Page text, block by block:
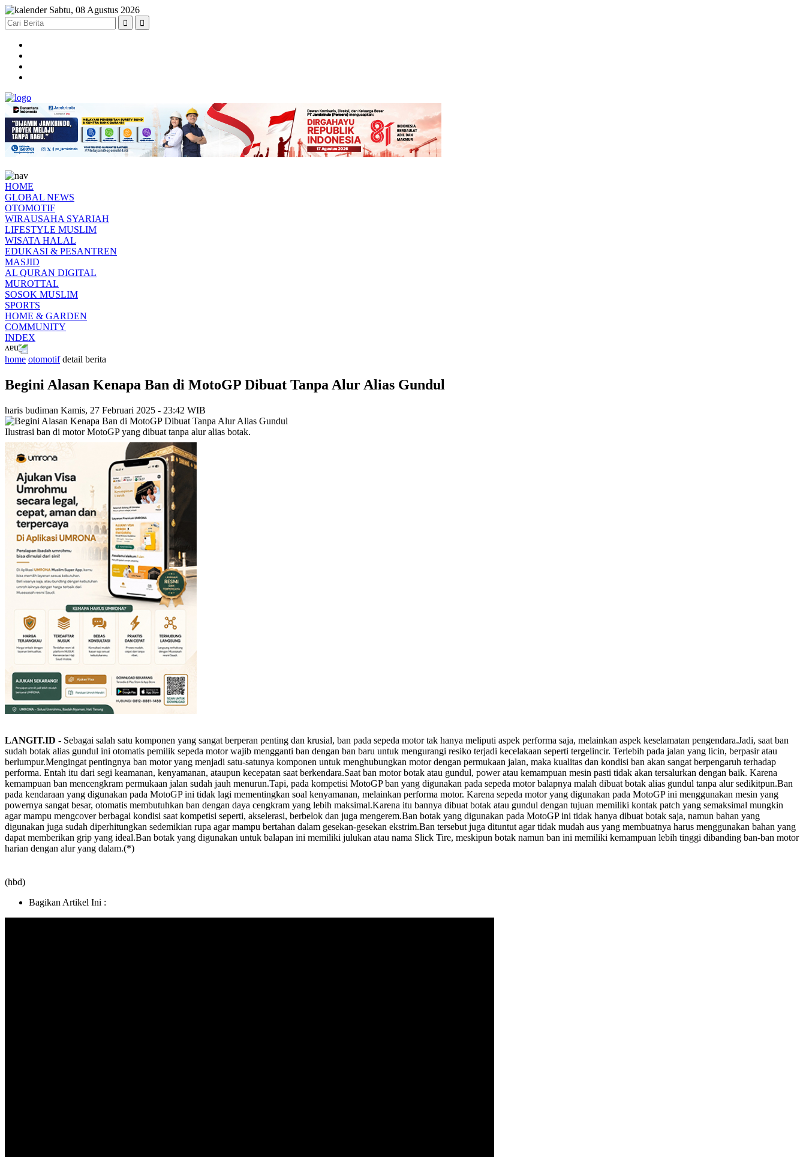
Sabtu, 08 Agustus 2026
HOME
GLOBAL NEWS
OTOMOTIF
WIRAUSAHA SYARIAH
LIFESTYLE MUSLIM
WISATA HALAL
EDUKASI & PESANTREN
MASJID
AL QURAN DIGITAL
MUROTTAL
SOSOK MUSLIM
SPORTS
HOME & GARDEN
COMMUNITY
INDEX
home otomotif detail berita
Begini Alasan Kenapa Ban di MotoGP Dibuat Tanpa Alur Alias Gundul
haris budiman Kamis, 27 Februari 2025 - 23:42 WIB
Ilustrasi ban di motor MotoGP yang dibuat tanpa alur alias botak.
LANGIT.ID - Sebagai salah satu komponen yang sangat berperan penting dan krusial, ban pada sepeda motor tak hanya meliputi aspek performa saja, melainkan aspek keselamatan pengendara.Jadi, saat ban
sudah botak alias gundul ini otomatis pemilik sepeda motor wajib mengganti ban dengan ban baru untuk mengurangi resiko terjadi kecelakaan seperti tergelincir. Terlebih pada jalan yang licin, berpasir atau
berlumpur.Mengingat pentingnya ban motor yang menjadi satu-satunya komponen untuk menghubungkan motor dengan permukaan jalan, maka kualitas dan kondisi ban akan sangat berpengaruh terhadap
performa. Entah itu dari segi keamanan, kenyamanan, ataupun kecepatan saat berkendara.Saat ban motor botak atau gundul, power atau kemampuan mesin pasti tidak akan tersalurkan dengan baik. Karena
kemampuan ban mencengkram permukaan jalan sudah jauh menurun.Tapi, pada kompetisi MotoGP ban yang digunakan pada sepeda motor balapnya malah dibuat botak alias gundul tanpa alur sedikitpun.Ban
pada kendaraan yang digunakan pada MotoGP ini tidak lagi mementingkan soal kenyamanan, melainkan performa motor. Karena sepeda motor yang digunakan pada MotoGP ini menggunakan mesin yang
powernya sangat besar, otomatis membutuhkan ban dengan daya cengkram yang lebih maksimal.Karena itu bannya dibuat botak atau gundul dengan tujuan memiliki kontak patch yang semaksimal mungkin
agar mampu mengcover berbagai kondisi saat kompetisi seperti, akselerasi, berbelok dan juga mengerem.Ban botak yang digunakan pada MotoGP ini tidak hanya dibuat botak saja, namun bahan yang
digunakan juga sudah diperhitungkan sedemikian rupa agar mampu bertahan dalam gesekan-gesekan ekstrim.Ban tersebut juga dituntut agar tidak mudah aus yang membuatnya harus menggunakan bahan yang
dapat memberikan grip yang ideal.Ban botak yang digunakan untuk balapan ini memiliki julukan atau nama Slick Tire, meskipun botak namun ban ini memiliki kemampuan lebih tinggi dibanding ban-ban motor
harian dengan alur yang dalam.(*)
(hbd)
Bagikan Artikel Ini :